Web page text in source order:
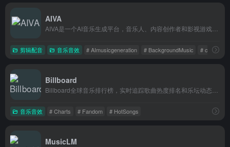
AIVA
剪辑配音 音乐音效 # AImusicgeneration # BackgroundMusic #
Billboard
音乐音效 # Charts # Fandom # HotSongs
MusicLM